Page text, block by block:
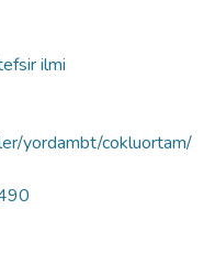
ilmi
yordambt/cokluortam/